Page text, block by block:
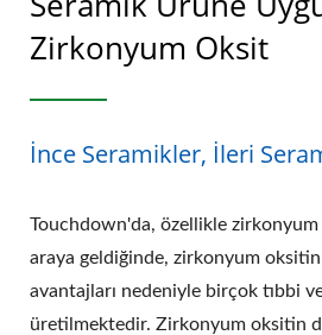
Zirkonyum Oksit
İnce Seramikler, İleri
Touchdown'da, özellikle
araya geldiğinde, zirkonyum
avantajları nedeniyle birçok tıbbi
üretilmektedir. Zirkonyum oksitin